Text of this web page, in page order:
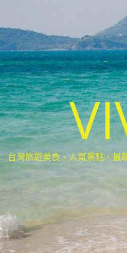
台灣旅遊美食、人氣景點、